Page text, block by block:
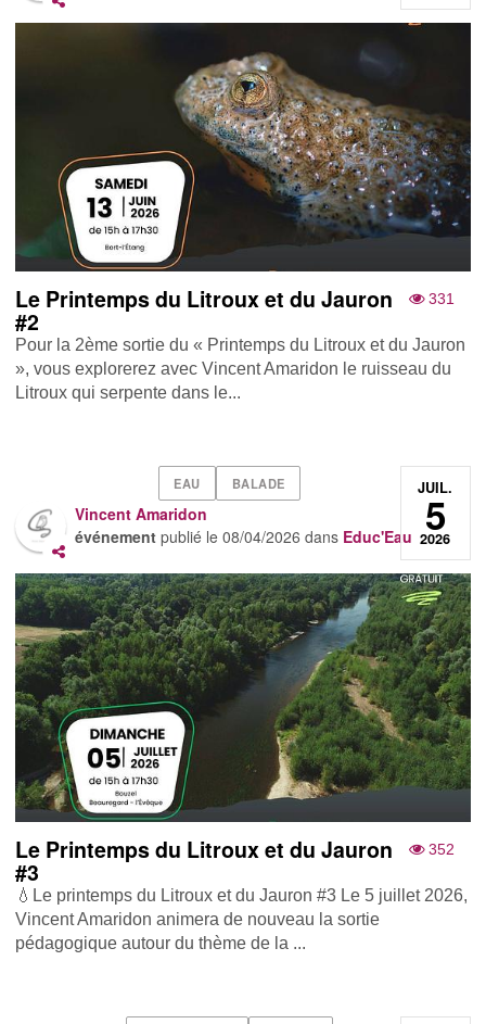
331
Le Printemps du Litroux et du Jauron
#2
Pour la 2ème sortie du « Printemps du Litroux et du Jauron
», vous explorerez avec Vincent Amaridon le ruisseau du
Litroux qui serpente dans le...
EAU BALADE
Vincent Amaridon
événement publié le08/04/2026 dans Educ'Eau
JUIL.
5
2026
352
Le Printemps du Litroux et du Jauron
#3
💧Le printemps du Litroux et du Jauron #3 Le 5 juillet 2026,
Vincent Amaridon animera de nouveau la sortie
pédagogique autour du thème de la ...